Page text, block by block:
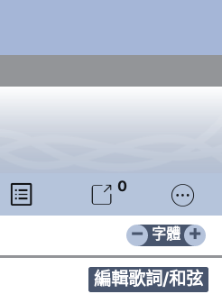
  0 
− +
字體
編輯歌詞/和弦